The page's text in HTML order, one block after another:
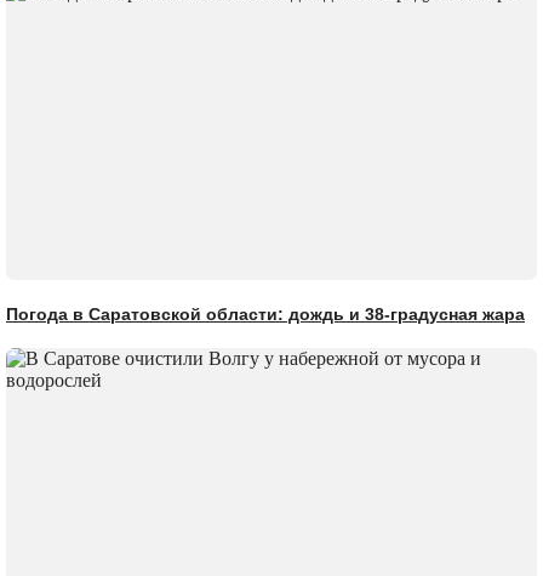
Погода в Саратовской области: дождь и 38-градусная жара